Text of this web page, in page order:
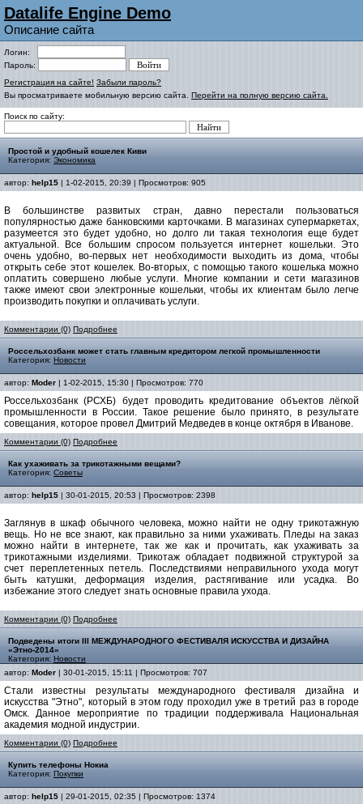
Datalife Engine Demo
Описание сайта
Логин:
Пароль:
Регистрация на сайте! Забыли пароль?
Вы просматриваете мобильную версию сайта. Перейти на полную версию сайта.
Поиск по сайту:
Простой и удобный кошелек Киви
Категория: Экономика
автор: help15 | 1-02-2015, 20:39 | Просмотров: 905
В большинстве развитых стран, давно перестали пользоваться
популярностью даже банковскими карточками. В магазинах супермаркетах,
разумеется это будет удобно, но долго ли такая технология еще будет
актуальной. Все большим спросом пользуется интернет кошельки. Это
очень удобно, во-первых нет необходимости выходить из дома, чтобы
открыть себе этот кошелек. Во-вторых, с помощью такого кошелька можно
оплатить совершено любые услуги. Многие компании и сети магазинов
также имеют свои электронные кошельки, чтобы их клиентам было легче
производить покупки и оплачивать услуги.
Комментарии (0) Подробнее
Россельхозбанк может стать главным кредитором легкой промышленности
Категория: Новости
автор: Moder | 1-02-2015, 15:30 | Просмотров: 770
Россельхозбанк (РСХБ) будет проводить кредитование объектов лёгкой
промышленности в России. Такое решение было принято, в результате
совещания, которое провел Дмитрий Медведев в конце октября в Иванове.
Комментарии (0) Подробнее
Как ухаживать за трикотажными вещами?
Категория: Советы
автор: help15 | 30-01-2015, 20:53 | Просмотров: 2398
Заглянув в шкаф обычного человека, можно найти не одну трикотажную
вещь. Но не все знают, как правильно за ними ухаживать. Пледы на заказ
можно найти в интернете, так же как и прочитать, как ухаживать за
трикотажными изделиями. Трикотаж обладает подвижной структурой за
счет переплетенных петель. Последствиями неправильного ухода могут
быть катушки, деформация изделия, растягивание или усадка. Во
избежание этого следует знать основные правила ухода.
Комментарии (0) Подробнее
Подведены итоги III МЕЖДУНАРОДНОГО ФЕСТИВАЛЯ ИСКУССТВА И ДИЗАЙНА
«Этно-2014»
Категория: Новости
автор: Moder | 30-01-2015, 15:11 | Просмотров: 707
Стали известны результаты международного фестиваля дизайна и
искусства "Этно", который в этом году проходил уже в третий раз в городе
Омск. Данное мероприятие по традиции поддерживала Национальная
академия модной индустрии.
Комментарии (0) Подробнее
Купить телефоны Нокиа
Категория: Покупки
автор: help15 | 29-01-2015, 02:35 | Просмотров: 1374